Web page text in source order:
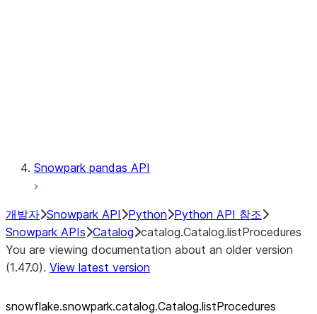
Snowpark pandas API
개발자 Snowpark API Python Python API 참조
Snowpark APIs Catalog catalog.Catalog.listProcedures
You are viewing documentation about an older version
(1.47.0). View latest version
snowflake.snowpark.catalog.Catalog.listProcedures